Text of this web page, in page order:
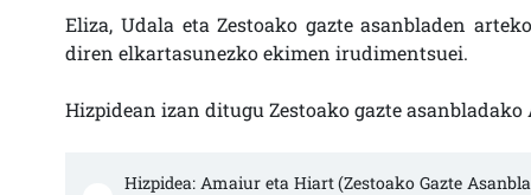
Eliza, Udala eta Zestoako gazte asanbladen
diren elkartasunezko ekimen irudimentsuei.
Hizpidean izan ditugu Zestoako gazte
Hizpidea: Amaiur eta Hiart (Zestoako Gazte